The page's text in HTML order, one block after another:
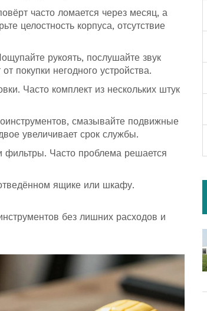
часто ломается через месяц, а
целостность корпуса, отсутствие
рукоять, послушайте звук
покупки негодного устройства.
Часто комплект из нескольких штук
смазывайте подвижные
увеличивает срок службы.
фильтры. Часто проблема решается
ящике или шкафу.
без лишних расходов и